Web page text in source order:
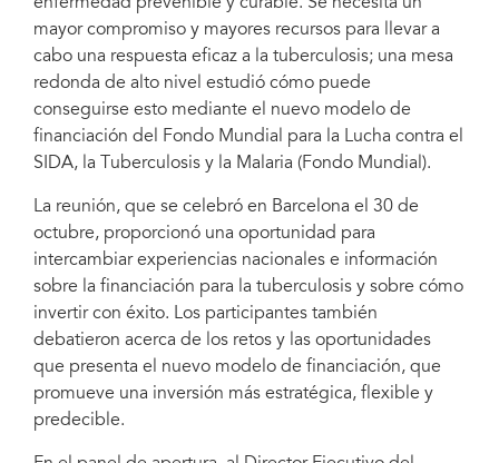
Mesa redonda sobre la tuberculosis, Barcelona, 30 de octubre de 2014.
Fotografía: Iniciativa Alto a la tuberculosis
mayor compromiso y mayores recursos para llevar a
cabo una respuesta eficaz a la tuberculosis; una mesa
redonda de alto nivel estudió cómo puede
conseguirse esto mediante el nuevo modelo de
financiación del Fondo Mundial para la Lucha contra el
SIDA, la Tuberculosis y la Malaria (Fondo Mundial).
La reunión, que se celebró en Barcelona el 30 de
octubre, proporcionó una oportunidad para
intercambiar experiencias nacionales e información
sobre la financiación para la tuberculosis y sobre cómo
invertir con éxito. Los participantes también
debatieron acerca de los retos y las oportunidades
que presenta el nuevo modelo de financiación, que
promueve una inversión más estratégica, flexible y
predecible.